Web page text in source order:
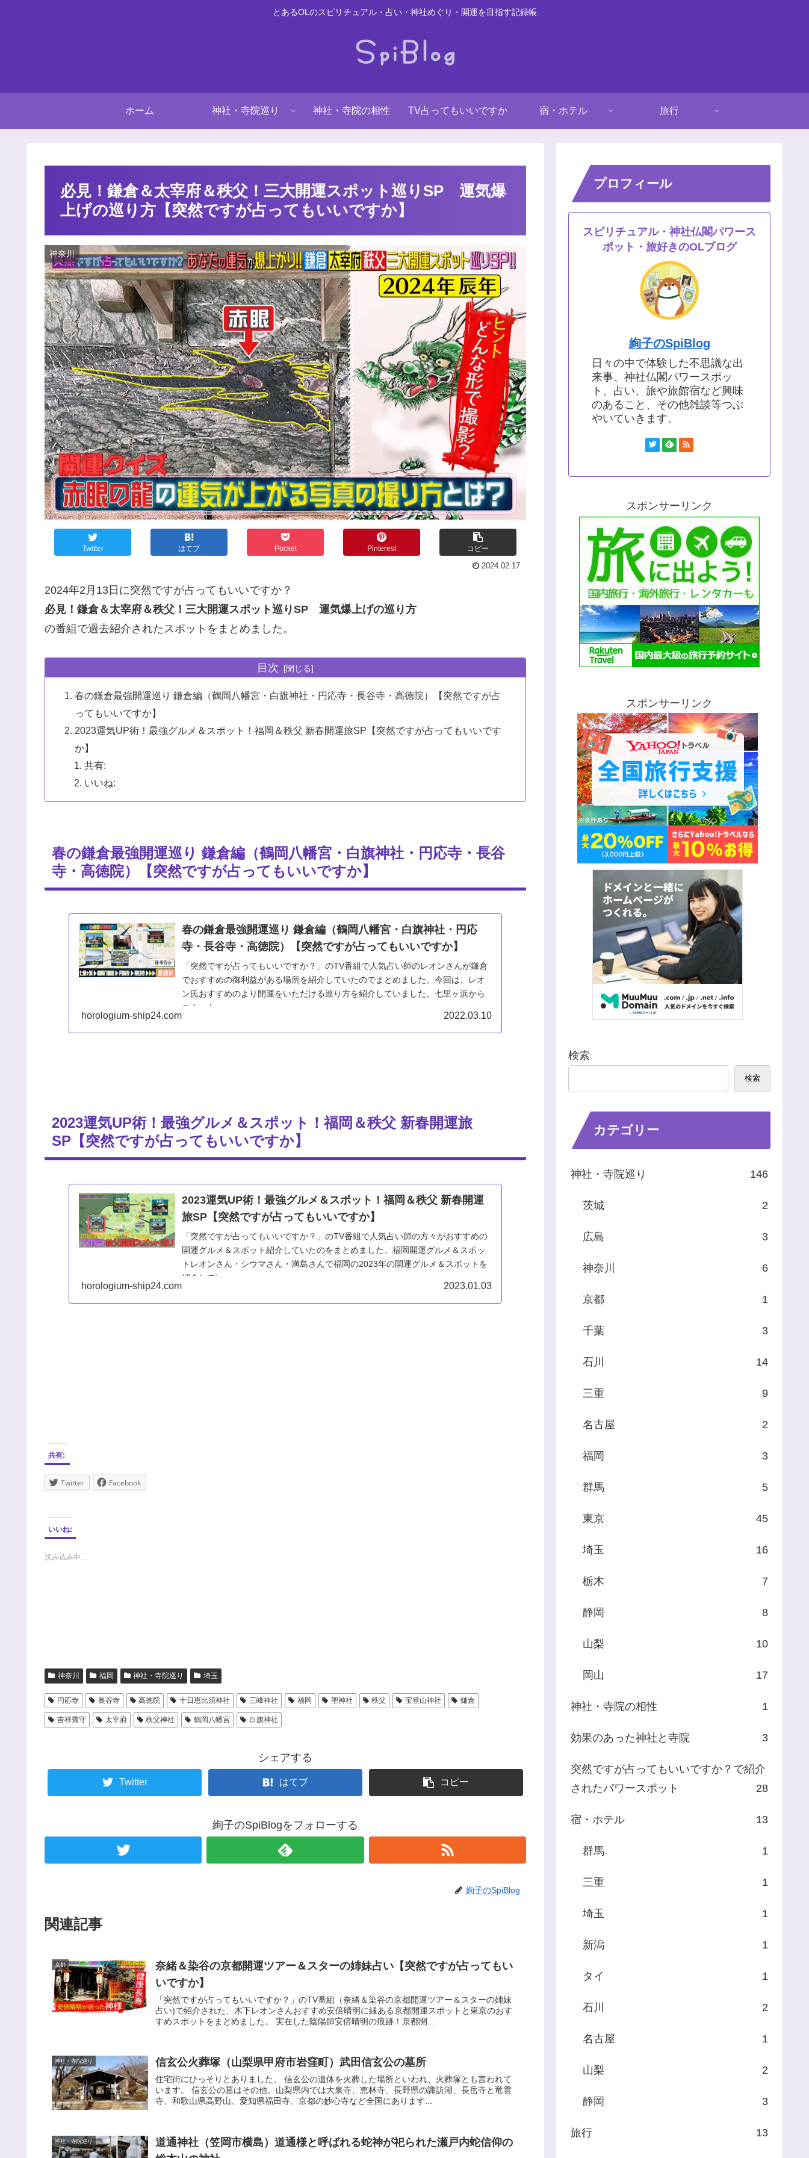
とあるOLのスピリチュアル・占い・神社めぐり・開運を目指す記録帳
ホーム 神社・寺院巡り 神社・寺院の相性 TV占ってもいいですか 宿・ホテル 旅行
必見！鎌倉＆太宰府＆秩父！三大開運スポット巡りSP 運気爆
上げの巡り方【突然ですが占ってもいいですか】
神奈川
Twitter はてブ Pocket Pinterest コピー
2024.02.17
2024年2月13日に突然ですが占ってもいいですか？
必見！鎌倉＆太宰府＆秩父！三大開運スポット巡りSP 運気爆上げの巡り方
の番組で過去紹介されたスポットをまとめました。
目次
春の鎌倉最強開運巡り 鎌倉編（鶴岡八幡宮・白旗神社・円応寺・長谷寺・高徳院）【突然ですが占
ってもいいですか】
2023運気UP術！最強グルメ＆スポット！福岡＆秩父 新春開運旅SP【突然ですが占ってもいいです
か】
共有:
いいね:
春の鎌倉最強開運巡り 鎌倉編（鶴岡八幡宮・白旗神社・円応寺・長谷
寺・高徳院）【突然ですが占ってもいいですか】
春の鎌倉最強開運巡り 鎌倉編（鶴岡八幡宮・白旗神社・円応
寺・長谷寺・高徳院）【突然ですが占ってもいいですか】
「突然ですが占ってもいいですか？」のTV番組で人気占い師のレオンさんが鎌倉
でおすすめの御利益がある場所を紹介していたのでまとめました。今回は、レオ
ン氏おすすめのより開運をいただける巡り方を紹介していました。七里ヶ浜から
スタート...
horologium-ship24.com 2022.03.10
2023運気UP術！最強グルメ＆スポット！福岡＆秩父 新春開運旅
SP【突然ですが占ってもいいですか】
2023運気UP術！最強グルメ＆スポット！福岡＆秩父 新春開運
旅SP【突然ですが占ってもいいですか】
「突然ですが占ってもいいですか？」のTV番組で人気占い師の方々がおすすめの
開運グルメ＆スポット紹介していたのをまとめました。福岡開運グルメ＆スポッ
トレオンさん・シウマさん・満島さんで福岡の2023年の開運グルメ＆スポットを
紹介してい...
horologium-ship24.com 2023.01.03
共有:
Twitter Facebook
いいね:
読み込み中…
神奈川 福岡 神社・寺院巡り 埼玉
円応寺 長谷寺 高徳院 十日恵比須神社 三峰神社 福岡 聖神社 秩父 宝登山神社 鎌倉
吉祥寶守 太宰府 秩父神社 鶴岡八幡宮 白旗神社
シェアする
Twitter はてブ コピー
絢子のSpiBlogをフォローする
絢子のSpiBlog
関連記事
京都
奈緒＆染谷の京都開運ツアー＆スターの姉妹占い【突然ですが占ってもい
いですか】
「突然ですが占ってもいいですか？」のTV番組（奈緒＆染谷の京都開運ツアー＆スターの姉妹
占い)で紹介された、木下レオンさんおすすめ安倍晴明に縁ある京都開運スポットと東京のおす
すめスポットをまとめました。 実在した陰陽師安倍晴明の痕跡！京都開...
神社・寺院巡り 信玄公火葬塚（山梨県甲府市岩窪町）武田信玄公の墓所
住宅街にひっそりとありました。 信玄公の遺体を火葬した場所といわれ、火葬塚とも言われて
います。 信玄公の墓はその他、山梨県内では大泉寺、恵林寺、長野県の諏訪湖、長岳寺と竜雲
寺、和歌山県高野山、愛知県福田寺、京都の妙心寺など全国にあります...
神社・寺院巡り
道通神社（笠岡市横島）道通様と呼ばれる蛇神が祀られた瀬戸内蛇信仰の
プロフィール
スピリチュアル・神社仏閣パワース
ポット・旅好きのOLブログ
絢子のSpiBlog
日々の中で体験した不思議な出
来事、神社仏閣パワースポッ
ト、占い、旅や旅館宿など興味
のあること、その他雑談等つぶ
やいていきます。
スポンサーリンク
スポンサーリンク
検索
検索
カテゴリー
神社・寺院巡り 146
茨城 2
広島 3
神奈川 6
京都 1
千葉 3
石川 14
三重 9
名古屋 2
福岡 3
群馬 5
東京 45
埼玉 16
栃木 7
静岡 8
山梨 10
岡山 17
神社・寺院の相性 1
効果のあった神社と寺院 3
突然ですが占ってもいいですか？で紹介
されたパワースポット
28
宿・ホテル 13
群馬 1
三重 1
埼玉 1
新潟 1
タイ 1
石川 2
名古屋 1
山梨 2
静岡 3
旅行 13